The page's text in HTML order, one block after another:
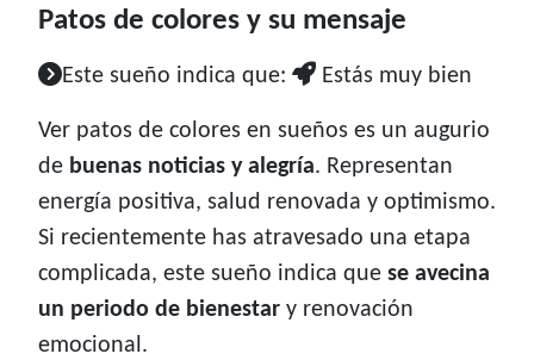
Patos de colores y su mensaje
Este sueño indica que: Estás muy bien
Ver patos de colores en sueños es un augurio
de buenas noticias y alegría. Representan
energía positiva, salud renovada y optimismo.
Si recientemente has atravesado una etapa
complicada, este sueño indica que se avecina
un periodo de bienestar y renovación
emocional.